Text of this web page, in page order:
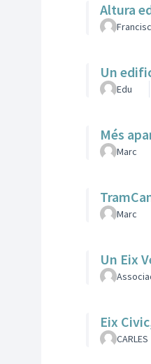
Altura
Un
Edu
Més
Marc
Marc
Un Eix
Eix
CARLES